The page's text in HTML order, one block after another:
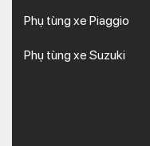
Phụ tùng xe Piaggio
Phụ tùng xe Suzuki